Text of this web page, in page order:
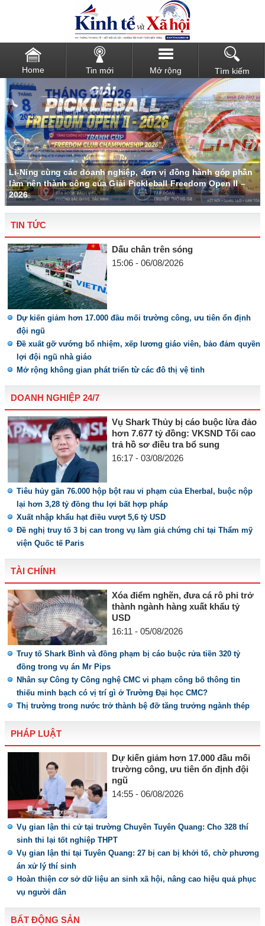
Home Tin mới Mở rộng Tìm kiếm
Li-Ning cùng các doanh nghiệp, đơn vị đồng hành góp phần
làm nên thành công của Giải Pickleball Freedom Open II –
2026
TIN TỨC
Dấu chân trên sóng
15:06 - 06/08/2026
Dự kiến giảm hơn 17.000 đầu mối trường công, ưu tiên ổn định
đội ngũ
Đề xuất gỡ vướng bổ nhiệm, xếp lương giáo viên, bảo đảm quyền
lợi đội ngũ nhà giáo
Mở rộng không gian phát triển từ các đô thị vệ tinh
DOANH NGHIỆP 24/7
Vụ Shark Thủy bị cáo buộc lừa đảo
hơn 7.677 tỷ đồng: VKSND Tối cao
trả hồ sơ điều tra bổ sung
16:17 - 03/08/2026
Tiêu hủy gần 76.000 hộp bột rau vi phạm của Eherbal, buộc nộp
lại hơn 3,28 tỷ đồng thu lợi bất hợp pháp
Xuất nhập khẩu hạt điều vượt 5,6 tỷ USD
Đề nghị truy tố 3 bị can trong vụ làm giả chứng chỉ tại Thẩm mỹ
viện Quốc tế Paris
TÀI CHÍNH
Xóa điểm nghẽn, đưa cá rô phi trở
thành ngành hàng xuất khẩu tỷ
USD
16:11 - 05/08/2026
Truy tố Shark Bình và đồng phạm bị cáo buộc rửa tiền 320 tỷ
đồng trong vụ án Mr Pips
Nhân sự Công ty Công nghệ CMC vi phạm công bố thông tin
thiếu minh bạch có vị trí gì ở Trường Đại học CMC?
Thị trường trong nước trở thành bệ đỡ tăng trưởng ngành thép
PHÁP LUẬT
Dự kiến giảm hơn 17.000 đầu mối
trường công, ưu tiên ổn định đội
ngũ
14:55 - 06/08/2026
Vụ gian lận thi cử tại trường Chuyên Tuyên Quang: Cho 328 thí
sinh thi lại tốt nghiệp THPT
Vụ gian lận thi tại Tuyên Quang: 27 bị can bị khởi tố, chờ phương
án xử lý thí sinh
Hoàn thiện cơ sở dữ liệu an sinh xã hội, nâng cao hiệu quả phục
vụ người dân
BẤT ĐỘNG SẢN